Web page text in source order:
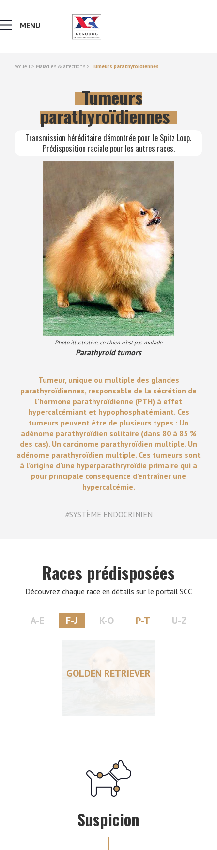
NOTIONS DE GÉNÉTIQUE
RECHERCHER UNE RACE
LEXIQUE
VERS LE SITE SCC.ASSO.FR
MENU
Accueil > Maladies & affections > Tumeurs parathyroïdiennes
Tumeurs
parathyroïdiennes
Transmission héréditaire démontrée pour le Spitz Loup.
Prédisposition raciale pour les autres races.
Photo illustrative, ce chien n’est pas malade
Parathyroid tumors
Tumeur, unique ou multiple des glandes
parathyroïdiennes, responsable de la sécrétion de
l’hormone parathyroïdienne (PTH) à effet
hypercalcémiant et hypophosphatémiant. Ces
tumeurs peuvent être de plusieurs types : Un
adénome parathyroïdien solitaire (dans 80 à 85 %
des cas). Un carcinome parathyroïdien multiple. Un
adénome parathyroïdien multiple. Ces tumeurs sont
à l’origine d’une hyperparathryroïdie primaire qui a
pour principale conséquence d’entraîner une
hypercalcémie.
#SYSTÈME ENDOCRINIEN
Races prédisposées
Découvrez chaque race en détails sur le portail SCC
A-E F-J K-O P-T U-Z
GOLDEN RETRIEVER
Suspicion